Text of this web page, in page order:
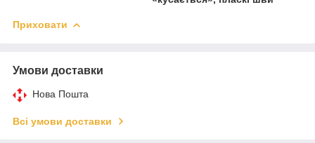
Приховати
Умови доставки
Нова Пошта
Всі умови доставки